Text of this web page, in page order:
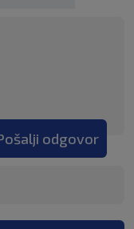
odgovor